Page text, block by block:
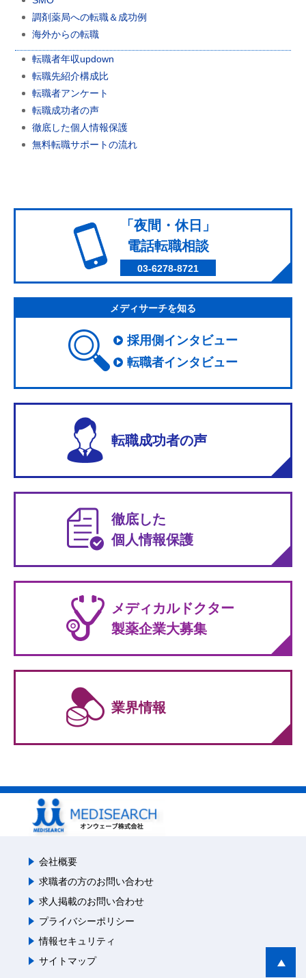
調剤薬局への転職＆成功例
海外からの転職
転職者年収updown
転職先紹介構成比
転職者アンケート
転職成功者の声
徹底した個人情報保護
無料転職サポートの流れ
「夜間・休日」
電話転職相談
03-6278-8721
メディサーチを知る
採用側インタビュー
転職者インタビュー
転職成功者の声
徹底した
個人情報保護
メディカルドクター
製薬企業大募集
業界情報
会社概要
求職者の方のお問い合わせ
求人掲載のお問い合わせ
プライバシーポリシー
情報セキュリティ
サイトマップ